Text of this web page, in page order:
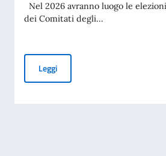
Nel 2026 avranno luogo le
dei Comitati degli...
LeggiElezioni dei Com.It.Es 2026